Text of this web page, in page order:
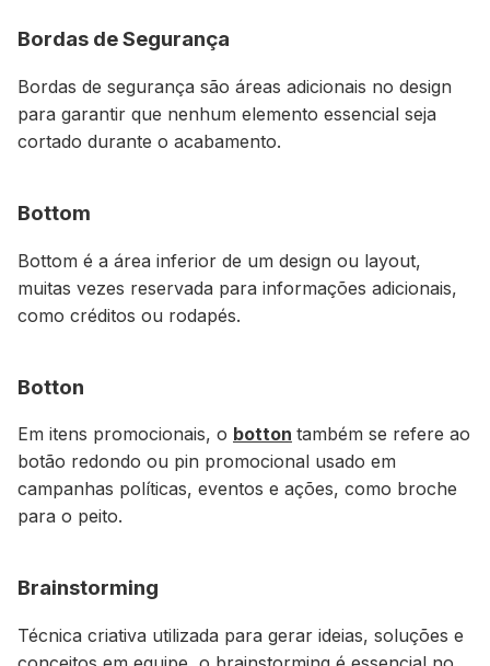
Bordas de Segurança
Bordas de segurança são áreas adicionais no design
para garantir que nenhum elemento essencial seja
cortado durante o acabamento.
Bottom
Bottom é a área inferior de um design ou layout,
muitas vezes reservada para informações adicionais,
como créditos ou rodapés.
Botton
Em itens promocionais, o botton também se refere ao
botão redondo ou pin promocional usado em
campanhas políticas, eventos e ações, como broche
para o peito.
Brainstorming
Técnica criativa utilizada para gerar ideias, soluções e